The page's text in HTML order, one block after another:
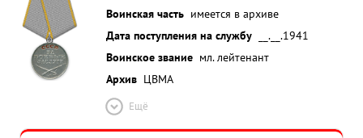
Воинская часть имеется в архиве
Дата поступления на службу
__.__.1941
Воинское звание мл. лейтенант
Архив ЦВМА
Ещё